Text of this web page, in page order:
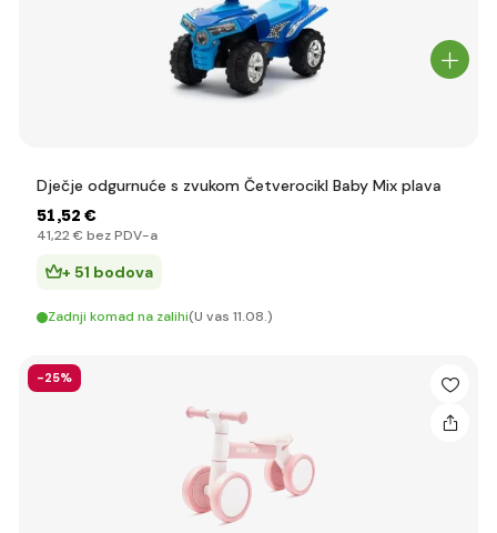
Dječje odgurnuće s zvukom Četverocikl Baby Mix plava
51,52 €
41,22 € bez PDV-a
+ 51 bodova
Zadnji komad na zalihi(U vas 11.08.)
-25%